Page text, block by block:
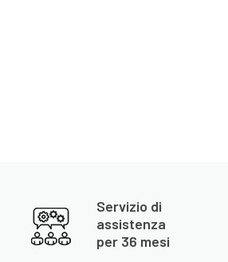
Servizio di
assistenza
per 36 mesi